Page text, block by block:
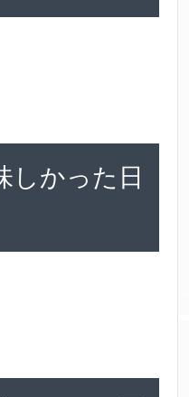
しかった日